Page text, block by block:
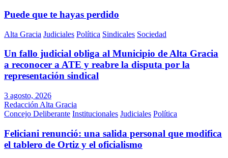
Puede que te hayas perdido
Alta Gracia Judiciales Política Sindicales Sociedad
Un fallo judicial obliga al Municipio de Alta Gracia
a reconocer a ATE y reabre la disputa por la
representación sindical
3 agosto, 2026
Redacción Alta Gracia
Concejo Deliberante Institucionales Judiciales Política
Feliciani renunció: una salida personal que modifica
el tablero de Ortiz y el oficialismo